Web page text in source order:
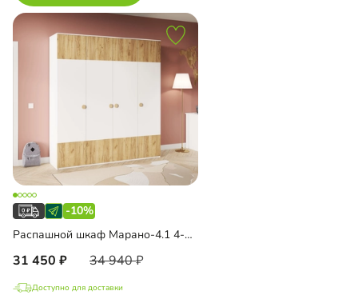
-10%
Распашной шкаф Марано-4.1 4-дверный
31 450 34 940
Доступно для доставки